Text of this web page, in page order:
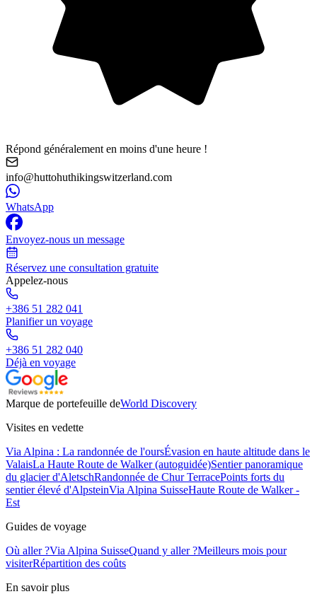
Répond généralement en moins d'une heure !
info@huttohuthikingswitzerland.com
WhatsApp
Envoyez-nous un message
Réservez une consultation gratuite
Appelez-nous
+386 51 282 041
Planifier un voyage
+386 51 282 040
Déjà en voyage
Marque de portefeuille deWorld Discovery
Visites en vedette
Via Alpina : La randonnée de l'oursÉvasion en haute altitude dans le
ValaisLa Haute Route de Walker (autoguidée)Sentier panoramique
du glacier d'AletschRandonnée de Chur TerracePoints forts du
sentier élevé d'AlpsteinVia Alpina SuisseHaute Route de Walker -
Est
Guides de voyage
Où aller ?Via Alpina SuisseQuand y aller ?Meilleurs mois pour
visiterRépartition des coûts
En savoir plus